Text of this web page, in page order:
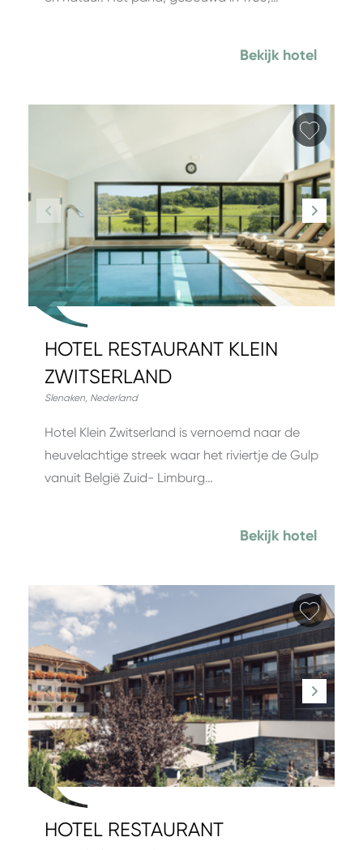
Bekijk hotel
HOTEL RESTAURANT KLEIN
ZWITSERLAND
Slenaken, Nederland
Hotel Klein Zwitserland is vernoemd naar de
heuvelachtige streek waar het riviertje de Gulp
vanuit België Zuid- Limburg…
Bekijk hotel
HOTEL RESTAURANT